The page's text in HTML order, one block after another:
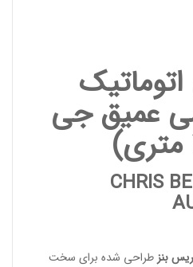
عمیق جی
CHRIS
بنز طراحی شده برای سخت